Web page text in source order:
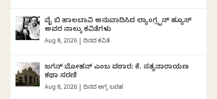
ವೈ ಬಿ ಹಾಲಬಾವಿ ಅನುವಾದಿಸಿದ ಲ್ಯಾಂಗ್ಸ್ಟನ್ ಹ್ಯೂಸ್
ಅವರ ನಾಲ್ಕು ಕವಿತೆಗಳು
Aug 8, 2026 |ದಿನದ ಕವಿತೆ
ಜಗನ್‌ ಮೋಹನ್‌ ಎಂಬ ವಠಾರ: ಕೆ. ಸತ್ಯನಾರಾಯಣ
ಕಥಾ ಸರಣಿ
Aug 8, 2026 |ದಿನದ ಅಗ್ರ ಬರಹ